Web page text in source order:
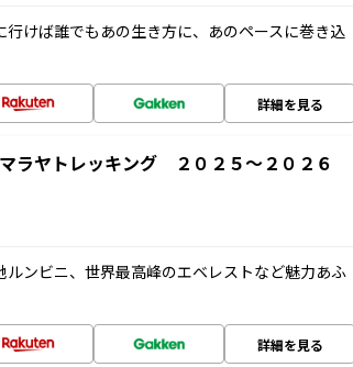
けば誰でもあの生き方に、あのペースに巻き込
詳細を見る
ヤトレッキング ２０２５～２０２６
ンビニ、世界最高峰のエベレストなど魅力あふ
詳細を見る